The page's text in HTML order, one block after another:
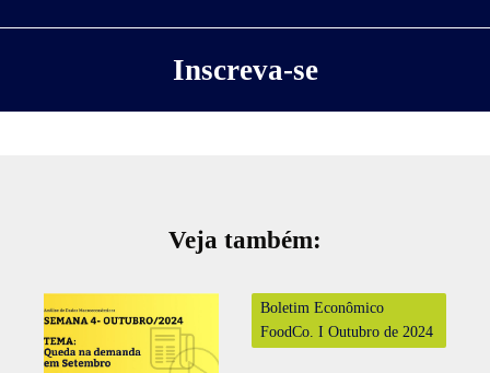
Inscreva-se
Veja também:
Boletim Econômico
FoodCo. I Outubro de 2024